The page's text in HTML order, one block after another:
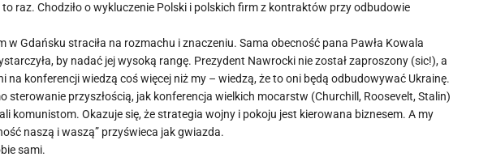
raz. Chodziło o wykluczenie Polski i polskich firm z kontraktów przy odbudowie
Gdańsku straciła na rozmachu i znaczeniu. Sama obecność pana Pawła Kowala
by nadać jej wysoką rangę. Prezydent Nawrocki nie został zaproszony (sic!), a
na konferencji wiedzą coś więcej niż my – wiedzą, że to oni będą odbudowywać Ukrainę.
sterowanie przyszłością, jak konferencja wielkich mocarstw (Churchill, Roosevelt, Stalin)
komunistom. Okazuje się, że strategia wojny i pokoju jest kierowana biznesem. A my
naszą i waszą” przyświeca jak gwiazda.
sami.